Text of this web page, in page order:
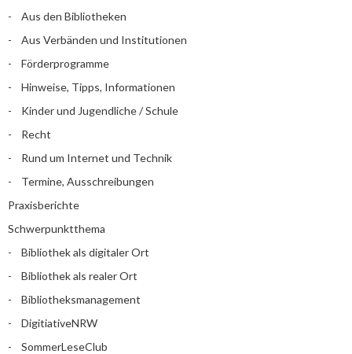
Aus den Bibliotheken
Aus Verbänden und Institutionen
Förderprogramme
Hinweise, Tipps, Informationen
Kinder und Jugendliche / Schule
Recht
Rund um Internet und Technik
Termine, Ausschreibungen
Praxisberichte
Schwerpunktthema
Bibliothek als digitaler Ort
Bibliothek als realer Ort
Bibliotheksmanagement
DigitiativeNRW
SommerLeseClub